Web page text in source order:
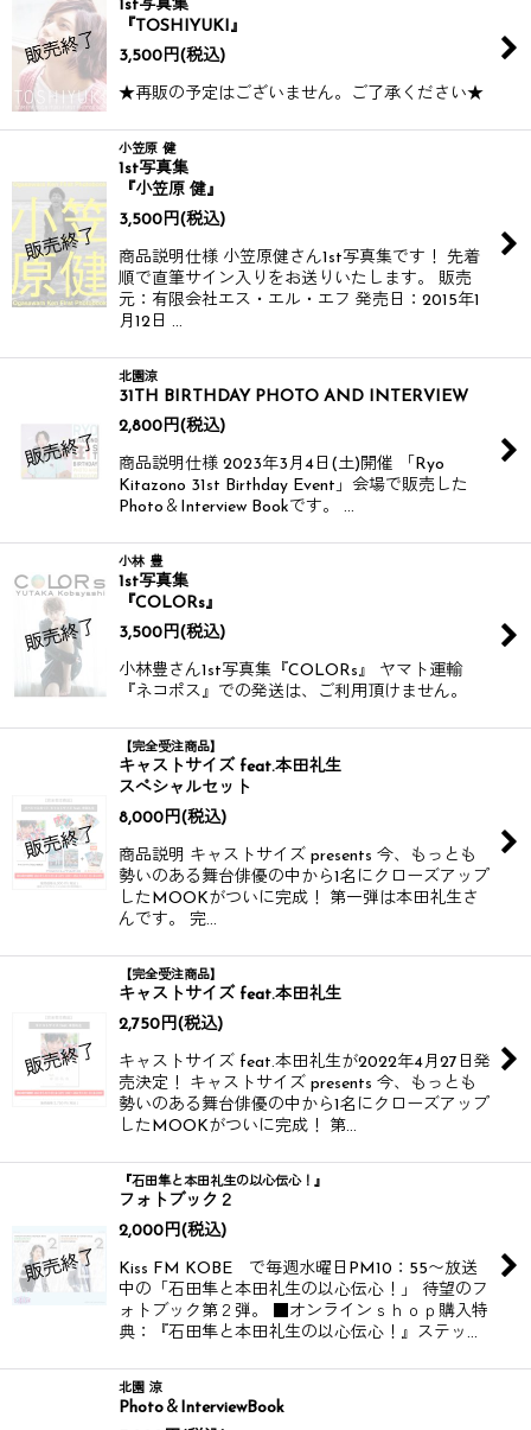
1st写真集
『TOSHIYUKI』
3,500 円(税込)
★再販の予定はございません。ご了承ください★
小笠原 健
1st写真集
『小笠原 健』
3,500 円(税込)
商品説明仕様 小笠原健さん1st写真集です！ 先着
順で直筆サイン入りをお送りいたします。 販売
元：有限会社エス・エル・エフ 発売日：2015年1
月12日 …
北園涼
31TH BIRTHDAY PHOTO AND INTERVIEW
2,800 円(税込)
商品説明仕様 2023年3月4日(土)開催 「Ryo
Kitazono 31st Birthday Event」会場で販売した
Photo＆Interview Bookです。 …
小林 豊
1st写真集
『COLORs』
3,500 円(税込)
小林豊さん1st写真集『COLORs』 ヤマト運輸
『ネコポス』での発送は、ご利用頂けません。
【完全受注商品】
キャストサイズ feat.本田礼生
スペシャルセット
8,000 円(税込)
商品説明 キャストサイズ presents 今、もっとも
勢いのある舞台俳優の中から1名にクローズアップ
したMOOKがついに完成！ 第一弾は本田礼生さ
んです。 完…
【完全受注商品】
キャストサイズ feat.本田礼生
2,750 円(税込)
キャストサイズ feat.本田礼生が2022年4月27日発
売決定！ キャストサイズ presents 今、もっとも
勢いのある舞台俳優の中から1名にクローズアップ
したMOOKがついに完成！ 第…
『石田隼と本田礼生の以心伝心！』
フォトブック２
2,000 円(税込)
Kiss FM KOBE で毎週水曜日PM10：55〜放送
中の「石田隼と本田礼生の以心伝心！」 待望のフ
ォトブック第２弾。 ■オンラインｓｈｏｐ購入特
典：『石田隼と本田礼生の以心伝心！』ステッ…
北園 涼
Photo＆InterviewBook